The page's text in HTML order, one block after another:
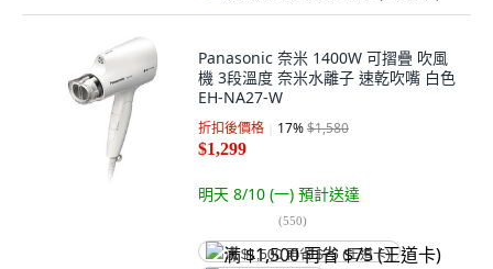
Panasonic 奈米 1400W 可摺疊 吹風
機 3段溫度 奈米水離子 速乾吹嘴 白色
EH-NA27-W
折扣後價格 17%$1,580
$1,299
明天 8/10 (一) 預計送達
(550)
满 $1,500 再省 $75 (王道卡)